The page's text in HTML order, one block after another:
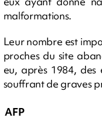
malformations.
Leur nombre est
proches du site
eu, après 1984,
souffrant de graves
AFP